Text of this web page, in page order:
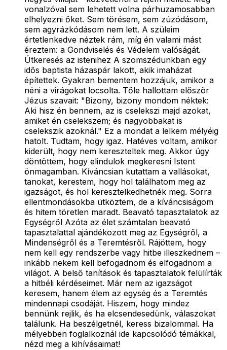
vonalzóval sem lehetett volna párhuzamosabban
elhelyezni őket. Sem törésem, sem zúzódásom,
sem agyrázkódásom nem lett. A szüleim
értetlenkedve néztek rám, míg én valami mást
éreztem: a Gondviselés és Védelem valóságát.
Útkeresés az istenihez A szomszédunkban egy
idős baptista házaspár lakott, akik imaházat
építettek. Gyakran bementem hozzájuk, amikor a
néni a virágokat locsolta. Tőle hallottam először
Jézus szavait: "Bizony, bizony mondom néktek:
Aki hisz én bennem, az is cselekszi majd azokat,
amiket én cselekszem; és nagyobbakat is
cselekszik azoknál." Ez a mondat a lelkem mélyéig
hatolt. Tudtam, hogy igaz. Hatéves voltam, amikor
kiderült, hogy nem kereszteltek meg. Akkor úgy
döntöttem, hogy elindulok megkeresni Istent
önmagamban. Kíváncsian kutattam a vallásokat,
tanokat, kerestem, hogy hol találhatom meg az
igazságot, és hol keresztelkedhetnék meg. Sorra
ellentmondásokba ütköztem, de a kíváncsiságom
és hitem töretlen maradt. Beavató tapasztalatok az
Egységről Azóta az élet számtalan beavató
tapasztalattal ajándékozott meg az Egységről, a
Mindenségről és a Teremtésről. Rájöttem, hogy
nem kell egy rendszerbe vagy hitbe illeszkednem –
inkább nekem kell befogadnom és elfogadnom a
világot. A belső tanítások és tapasztalatok felülírták
a hitbéli kérdéseimet. Már nem az igazságot
keresem, hanem élem az egység és a Teremtés
mindennapi csodáját. Hiszem, hogy mindez
bennünk rejlik, és ha elcsendesedünk, válaszokat
találunk. Ha beszélgetnél, keress bizalommal. Ha
mélyebben foglalkoznál ide kapcsolódó témákkal,
nézd meg a kihívásaimat!